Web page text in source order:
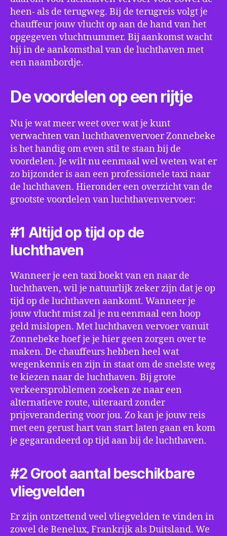
heen- als de terugweg. Bij de terugreis volgt je
chauffeur jouw vlucht op aan de hand van het
opgegeven vluchtnummer. Bij aankomst wacht
hij in de aankomsthal van de luchthaven met
een naambordje.
De voordelen op een rijtje
Nu je wat meer weet over wat je kunt
verwachten van luchthavenvervoer Zonnebeke
is het handig om even stil te staan bij de
voordelen. Je wilt nu eenmaal wel weten wat er
zo bijzonder is aan een professionele taxi naar
de luchthaven. Hieronder een overzicht van de
grootste voordelen van luchthavenvervoer:
#1 Altijd op tijd op de
luchthaven
Wanneer je een taxi boekt van en naar de
luchthaven, wil je natuurlijk zeker zijn dat je op
tijd op de luchthaven aankomt. Wanneer je
jouw vlucht mist zal je nu eenmaal een hoop
geld mislopen. Met luchthaven vervoer vanuit
Zonnebeke hoef je je hier geen zorgen over te
maken. De chauffeurs hebben heel wat
wegenkennis en zijn in staat om de snelste weg
te kiezen naar de luchthaven. Bij grote
verkeersproblemen zoeken ze naar een
alternatieve route, uiteraard zonder
prijsverandering voor jou. Zo kan je jouw reis
met een gerust hart van start laten gaan en kom
je gegarandeerd op tijd aan bij de luchthaven.
#2 Groot aantal beschikbare
vliegvelden
Er zijn ontzettend veel vliegvelden te vinden in
zowel de Benelux, Frankrijk als Duitsland. We